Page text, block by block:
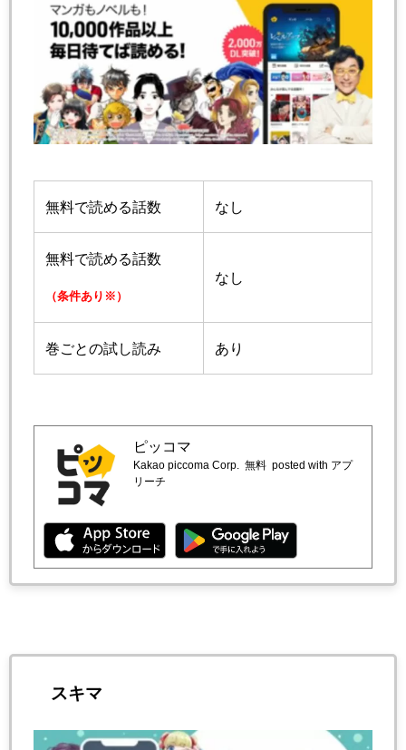
無料で読める話数 なし
無料で読める話数
（条件あり※）
なし
巻ごとの試し読み あり
ピッコマ
Kakao piccoma Corp. 無料 posted with アプ
リーチ
スキマ